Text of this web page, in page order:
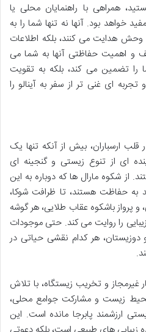
همراهی با راهنمایان محلی یا
بود. آنها نه تنها شما را به
هدایت می کنند، بلکه اطلاعات
و اهمیت حفاظتی آنها به شما می
را تضمین می کند، بلکه به تقویت
ای غنی تر از سفر به آینالو را
ارسباران، بیش از آنکه تنها یک
ای از تنوع زیستی و گنجینه ای
از شکوه مارال ها که دوباره به این
به حفاظت هستند، تا ظرافت شوکا،
پرواز باشکوه عقاب طلایی، هر گوشه
را روایت می کند. حتی موجودات
دوزیستان، هر کدام نقشی حیاتی در
غیرمجاز و تخریب زیستگاه، با تلاش
زیست و مشارکت جوامع محلی،
ارزشمند پابرجا مانده است. این